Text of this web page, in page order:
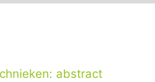
abstract